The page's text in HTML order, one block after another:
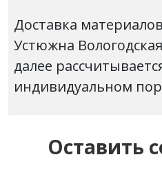
Доставка
Устюжна
далее
индивидуальном
Оставить